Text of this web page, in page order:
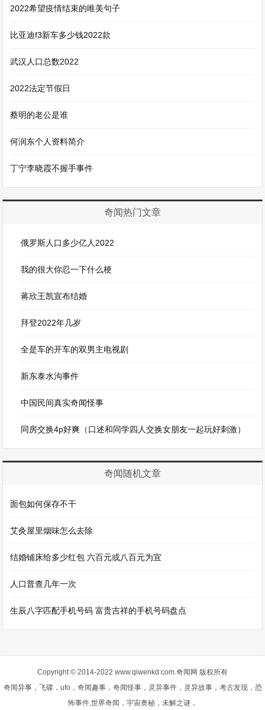
2022希望疫情结束的唯美句子
比亚迪f3新车多少钱2022款
武汉人口总数2022
2022法定节假日
蔡明的老公是谁
何润东个人资料简介
丁宁李晓霞不握手事件
奇闻热门文章
俄罗斯人口多少亿人2022
我的很大你忍一下什么梗
蒋欣王凯宣布结婚
拜登2022年几岁
全是车的开车的双男主电视剧
新东泰水沟事件
中国民间真实奇闻怪事
同房交换4p好爽（口述和同学四人交换女朋友一起玩好刺激）
奇闻随机文章
面包如何保存不干
艾灸屋里烟味怎么去除
结婚铺床给多少红包 六百元或八百元为宜
人口普查几年一次
生辰八字匹配手机号码 富贵吉祥的手机号码盘点
Copyright © 2014-2022 www.qiwenkd.com.奇闻网 版权所有
奇闻异事，飞碟，ufo，奇闻趣事，奇闻怪事，灵异事件，灵异故事，考古发现，恐
怖事件,世界奇闻，宇宙奥秘，未解之谜，